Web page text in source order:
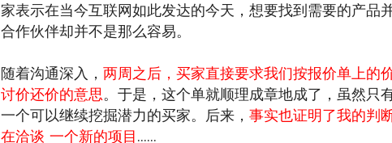
家表示在当今互联网如此发达的今天，想要找到需要的产品
合作伙伴却并不是那么容易。
随着沟通深入， 两周之后，买家直接要求我们按报价单上的
讨价还价的意思。于是，这个单就顺理成章地成了，虽然只
一个可以继续挖掘潜力的买家。后来， 事实也证明了我的判
在洽谈 一个新的项目......